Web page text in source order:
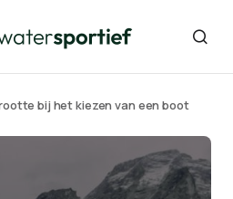
bij het kiezen van een boot